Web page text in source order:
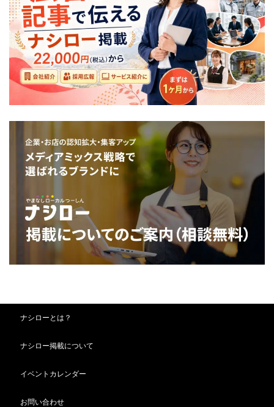
ナシローとは？
ナシロー掲載について
イベントカレンダー
お問い合わせ